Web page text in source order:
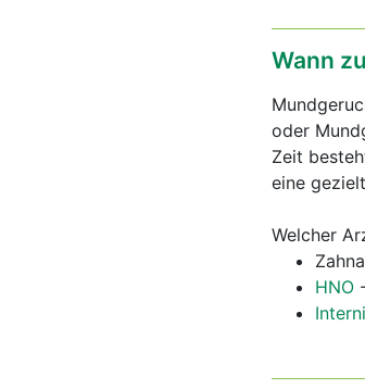
Wann
oder
Zeit
eine
Welcher
HNO